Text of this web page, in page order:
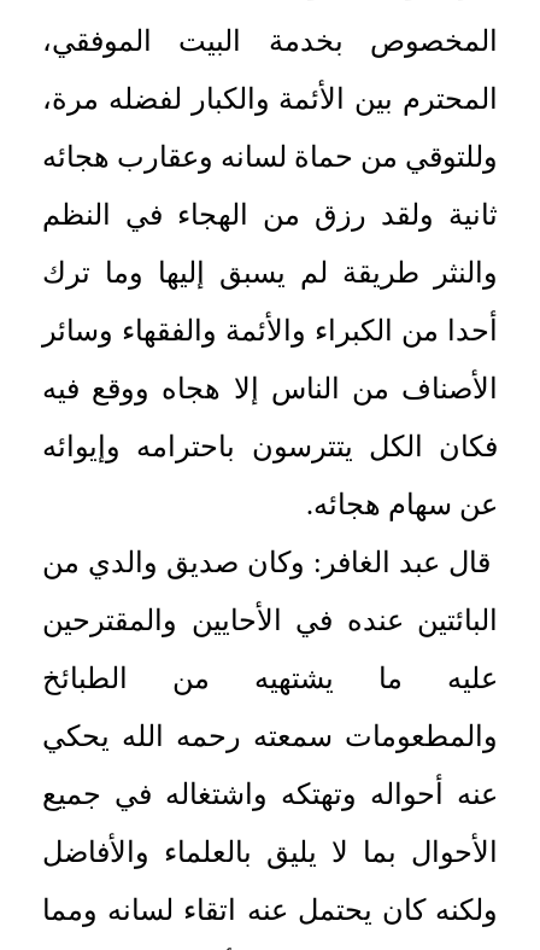
المخصوص بخدمة البيت الموفقي،
المحترم بين الأئمة والكبار لفضله مرة،
وللتوقي من حماة لسانه وعقارب هجائه
ثانية ولقد رزق من الهجاء في النظم
والنثر طريقة لم يسبق إليها وما ترك
أحدا من الكبراء والأئمة والفقهاء وسائر
الأصناف من الناس إلا هجاه ووقع فيه
فكان الكل يتترسون باحترامه وإيوائه
عن سهام هجائه.
قال عبد الغافر: وكان صديق والدي من
البائتين عنده في الأحايين والمقترحين
عليه ما يشتهيه من الطبائخ
والمطعومات سمعته رحمه الله يحكي
عنه أحواله وتهتكه واشتغاله في جميع
الأحوال بما لا يليق بالعلماء والأفاضل
ولكنه كان يحتمل عنه اتقاء لسانه ومما